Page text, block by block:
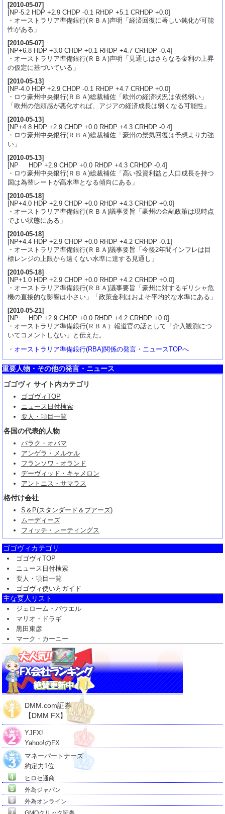
[2010-05-07]
[NP-5.2 HDP +2.9 CHDP -0.1 RHDP +5.1 CRHDP +0.0]
・オーストラリア準備銀行(ＲＢＡ)声明「経済回復に著しい鈍化が可能
性がある」
[2010-05-07]
[NP+6.8 HDP +3.0 CHDP +0.1 RHDP +4.7 CRHDP -0.4]
・オーストラリア準備銀行(ＲＢＡ)声明「見通しはさらなる金利の上昇
の仮定に基づいている」
[2010-05-13]
[NP-4.0 HDP +2.9 CHDP -0.1 RHDP +4.7 CRHDP +0.0]
・ロウ豪州中央銀行(ＲＢＡ)総裁補佐「欧州の経済状況は依然弱い」
「欧州の信頼感が悪化すれば、アジアの経済成長は弱くなる可能性」
[2010-05-13]
[NP+4.8 HDP +2.9 CHDP +0.0 RHDP +4.3 CRHDP -0.4]
・ロウ豪州中央銀行(ＲＢＡ)総裁補佐「豪州の景気回復は予想より力強
い」
[2010-05-13]
[NP HDP +2.9 CHDP +0.0 RHDP +4.3 CRHDP -0.4]
・ロウ豪州中央銀行(ＲＢＡ)総裁補佐「高い投資利益と人口成長を持つ
国は為替レートが高水準となる傾向にある」
[2010-05-18]
[NP+4.0 HDP +2.9 CHDP +0.0 RHDP +4.3 CRHDP +0.0]
・オーストラリア準備銀行(ＲＢＡ)議事要旨「豪州の金融政策は現時点
でよい状態にある」
[2010-05-18]
[NP+4.4 HDP +2.9 CHDP +0.0 RHDP +4.2 CRHDP -0.1]
・オーストラリア準備銀行(ＲＢＡ)議事要旨「今後2年間インフレは目
標レンジの上限から遠くない水準に達する見通し」
[2010-05-18]
[NP+1.0 HDP +2.9 CHDP +0.0 RHDP +4.2 CRHDP +0.0]
・オーストラリア準備銀行(ＲＢＡ)議事要旨「豪州に対するギリシャ危
機の直接的な影響は小さい」「政策金利はおよそ平均的な水準にある」
[2010-05-21]
[NP HDP +2.9 CHDP +0.0 RHDP +4.2 CRHDP +0.0]
・オーストラリア準備銀行(ＲＢＡ）報道官の話として「介入観測につ
いてコメントしない」と伝えた。
・ オーストラリア準備銀行(RBA)関係の発言・ニュースTOPへ
重要人物・その他の発言・ニュース
ゴゴヴィ サイト内カテゴリ
ゴゴヴィTOP
ニュース日付検索
要人・項目一覧
各国の代表的人物
バラク・オバマ
アンゲラ・メルケル
フランソワ・オランド
デーヴィッド・キャメロン
アントニス・サマラス
格付け会社
S＆P(スタンダード＆プアーズ)
ムーディーズ
フィッチ・レーティングス
ゴゴヴィカテゴリ
ゴゴヴィTOP
ニュース日付検索
要人・項目一覧
ゴゴヴィ使い方ガイド
主な要人リスト
ジェローム・パウエル
マリオ・ドラギ
黒田東彦
マーク・カーニー
DMM.com証券
【DMM FX】
YJFX!
Yahoo!のFX
マネーパートナーズ
約定力1位
ヒロセ通商
外為ジャパン
外為オンライン